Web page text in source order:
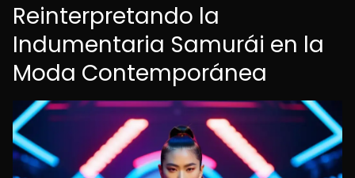
Reinterpretando la
Indumentaria Samurái en la
Moda Contemporánea